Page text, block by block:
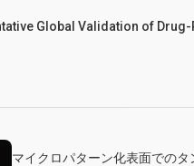
Global Validation of
マイクロパターン化表面でのタ